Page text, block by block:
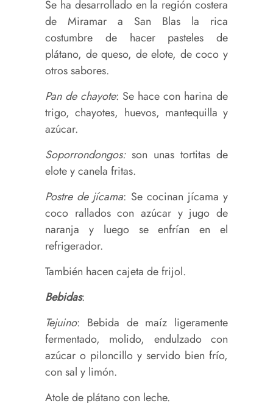
Se ha desarrollado en la región costera
de Miramar a San Blas la rica
costumbre de hacer pasteles de
plátano, de queso, de elote, de coco y
otros sabores.
Pan de chayote: Se hace con harina de
trigo, chayotes, huevos, mantequilla y
azúcar.
Soporrondongos:son unas tortitas de
elote y canela fritas.
Postre de jícama: Se cocinan jícama y
coco rallados con azúcar y jugo de
naranja y luego se enfrían en el
refrigerador.
También hacen cajeta de frijol.
Bebidas:
Tejuino: Bebida de maíz ligeramente
fermentado, molido, endulzado con
azúcar o piloncillo y servido bien frío,
con sal y limón.
Atole de plátano con leche.